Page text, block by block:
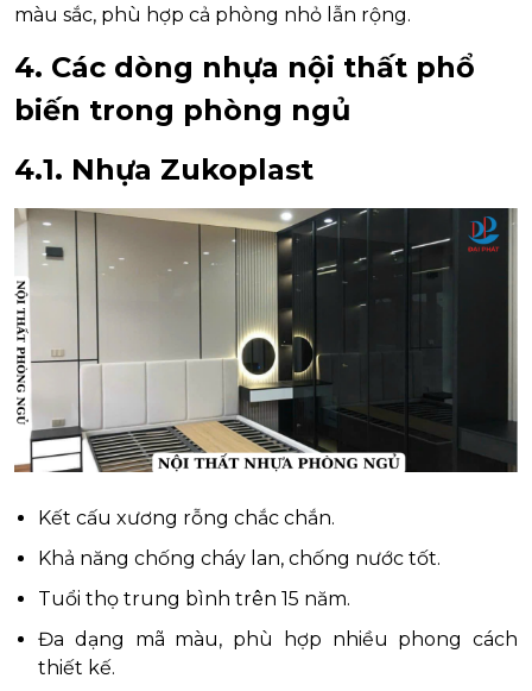
màu sắc, phù hợp cả phòng nhỏ lẫn rộng.
4. Các dòng nhựa nội thất phổ
biến trong phòng ngủ
4.1. Nhựa Zukoplast
Kết cấu xương rỗng chắc chắn.
Khả năng chống cháy lan, chống nước tốt.
Tuổi thọ trung bình trên 15 năm.
Đa dạng mã màu, phù hợp nhiều phong cách
thiết kế.